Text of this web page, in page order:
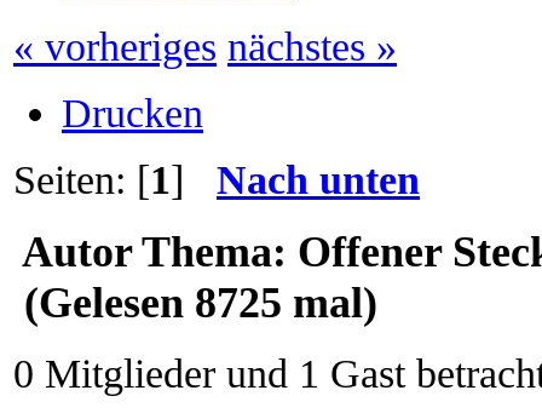
« vorheriges nächstes »
Drucken
Seiten: [1] Nach unten
AutorThema: Offener
(Gelesen 8725 mal)
0 Mitglieder und 1 Gast